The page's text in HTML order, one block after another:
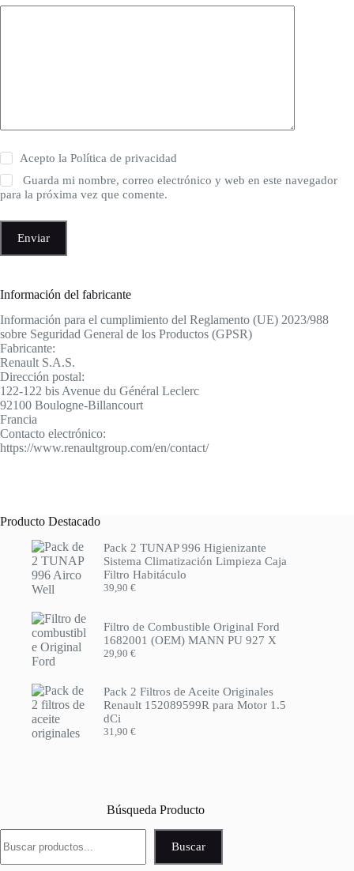
Acepto laPolítica de privacidad
Guarda mi nombre, correo electrónico y web en este navegador
para la próxima vez que comente.
Enviar
Información del fabricante
Información para el cumplimiento del Reglamento (UE) 2023/988
sobre Seguridad General de los Productos (GPSR)
Fabricante:
Renault S.A.S.
Dirección postal:
122-122 bis Avenue du Général Leclerc
92100 Boulogne-Billancourt
Francia
Contacto electrónico:
https://www.renaultgroup.com/en/contact/
Producto Destacado
Pack 2 TUNAP 996 Higienizante
Sistema Climatización Limpieza Caja
Filtro Habitáculo
39,90 €
Filtro de Combustible Original Ford
1682001 (OEM) MANN PU 927 X
29,90 €
Pack 2 Filtros de Aceite Originales
Renault 152089599R para Motor 1.5
dCi
31,90 €
Búsqueda Producto
Buscar